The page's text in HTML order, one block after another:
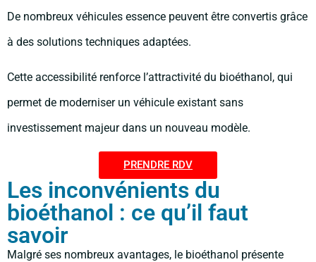
De nombreux véhicules essence peuvent être convertis grâce
à des solutions techniques adaptées.
Cette accessibilité renforce l’attractivité du bioéthanol, qui
permet de moderniser un véhicule existant sans
investissement majeur dans un nouveau modèle.
PRENDRE RDV
Les inconvénients du
bioéthanol : ce qu’il faut
savoir
Malgré ses nombreux avantages, le bioéthanol présente